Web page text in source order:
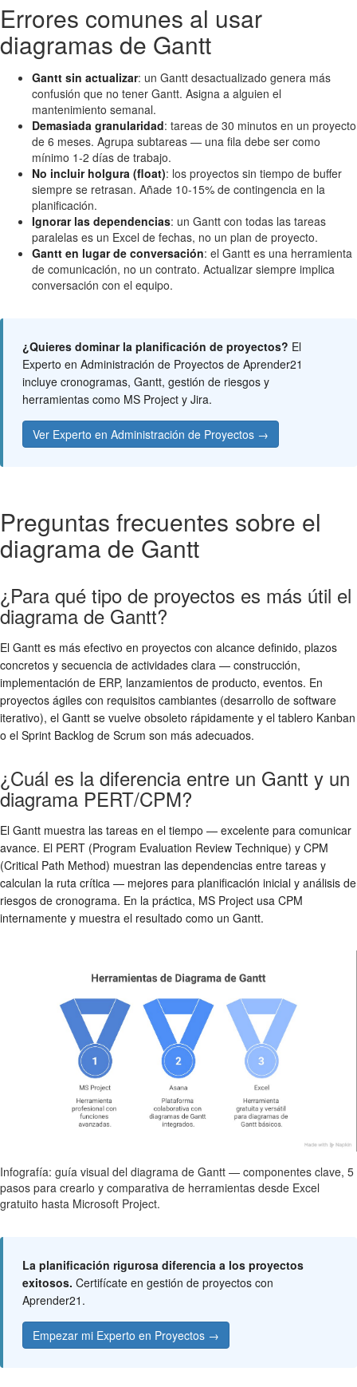
Errores comunes al usar
diagramas de Gantt
Gantt sin actualizar: un Gantt desactualizado genera más
confusión que no tener Gantt. Asigna a alguien el
mantenimiento semanal.
Demasiada granularidad: tareas de 30 minutos en un proyecto
de 6 meses. Agrupa subtareas — una fila debe ser como
mínimo 1-2 días de trabajo.
No incluir holgura (float): los proyectos sin tiempo de buffer
siempre se retrasan. Añade 10-15% de contingencia en la
planificación.
Ignorar las dependencias: un Gantt con todas las tareas
paralelas es un Excel de fechas, no un plan de proyecto.
Gantt en lugar de conversación: el Gantt es una herramienta
de comunicación, no un contrato. Actualizar siempre implica
conversación con el equipo.
¿Quieres dominar la planificación de proyectos? El
Experto en Administración de Proyectos de Aprender21
incluye cronogramas, Gantt, gestión de riesgos y
herramientas como MS Project y Jira.
Ver Experto en Administración de Proyectos →
Preguntas frecuentes sobre el
diagrama de Gantt
¿Para qué tipo de proyectos es más útil el
diagrama de Gantt?
El Gantt es más efectivo en proyectos con alcance definido, plazos
concretos y secuencia de actividades clara — construcción,
implementación de ERP, lanzamientos de producto, eventos. En
proyectos ágiles con requisitos cambiantes (desarrollo de software
iterativo), el Gantt se vuelve obsoleto rápidamente y el tablero Kanban
o el Sprint Backlog de Scrum son más adecuados.
¿Cuál es la diferencia entre un Gantt y un
diagrama PERT/CPM?
El Gantt muestra las tareas en el tiempo — excelente para comunicar
avance. El PERT (Program Evaluation Review Technique) y CPM
(Critical Path Method) muestran las dependencias entre tareas y
calculan la ruta crítica — mejores para planificación inicial y análisis de
riesgos de cronograma. En la práctica, MS Project usa CPM
internamente y muestra el resultado como un Gantt.
Infografía: guía visual del diagrama de Gantt — componentes clave, 5
pasos para crearlo y comparativa de herramientas desde Excel
gratuito hasta Microsoft Project.
La planificación rigurosa diferencia a los proyectos
exitosos. Certifícate en gestión de proyectos con
Aprender21.
Empezar mi Experto en Proyectos →